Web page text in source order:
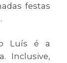
festas
Luís é a
Inclusive,